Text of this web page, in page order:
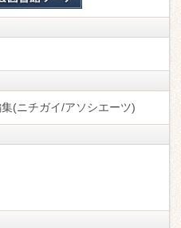
(ニチガイ/アソシエーツ)